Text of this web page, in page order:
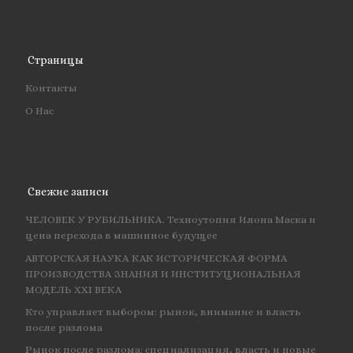
Страницы
Контакты
О Нас
Свежие записи
ЧЕЛОВЕК У РУБИЛЬНИКА. Техноутопия Илона Маска и
цена перехода в машинное будущее
АВТОРСКАЯ НАУКА КАК ИСТОРИЧЕСКАЯ ФОРМА
ПРОИЗВОДСТВА ЗНАНИЯ И ИНСТИТУЦИОНАЛЬНАЯ
МОДЕЛЬ XXI ВЕКА
Кто управляет выбором: рынок, внимание и власть
после разлома
Рынок после разлома: специализация, власть и новые